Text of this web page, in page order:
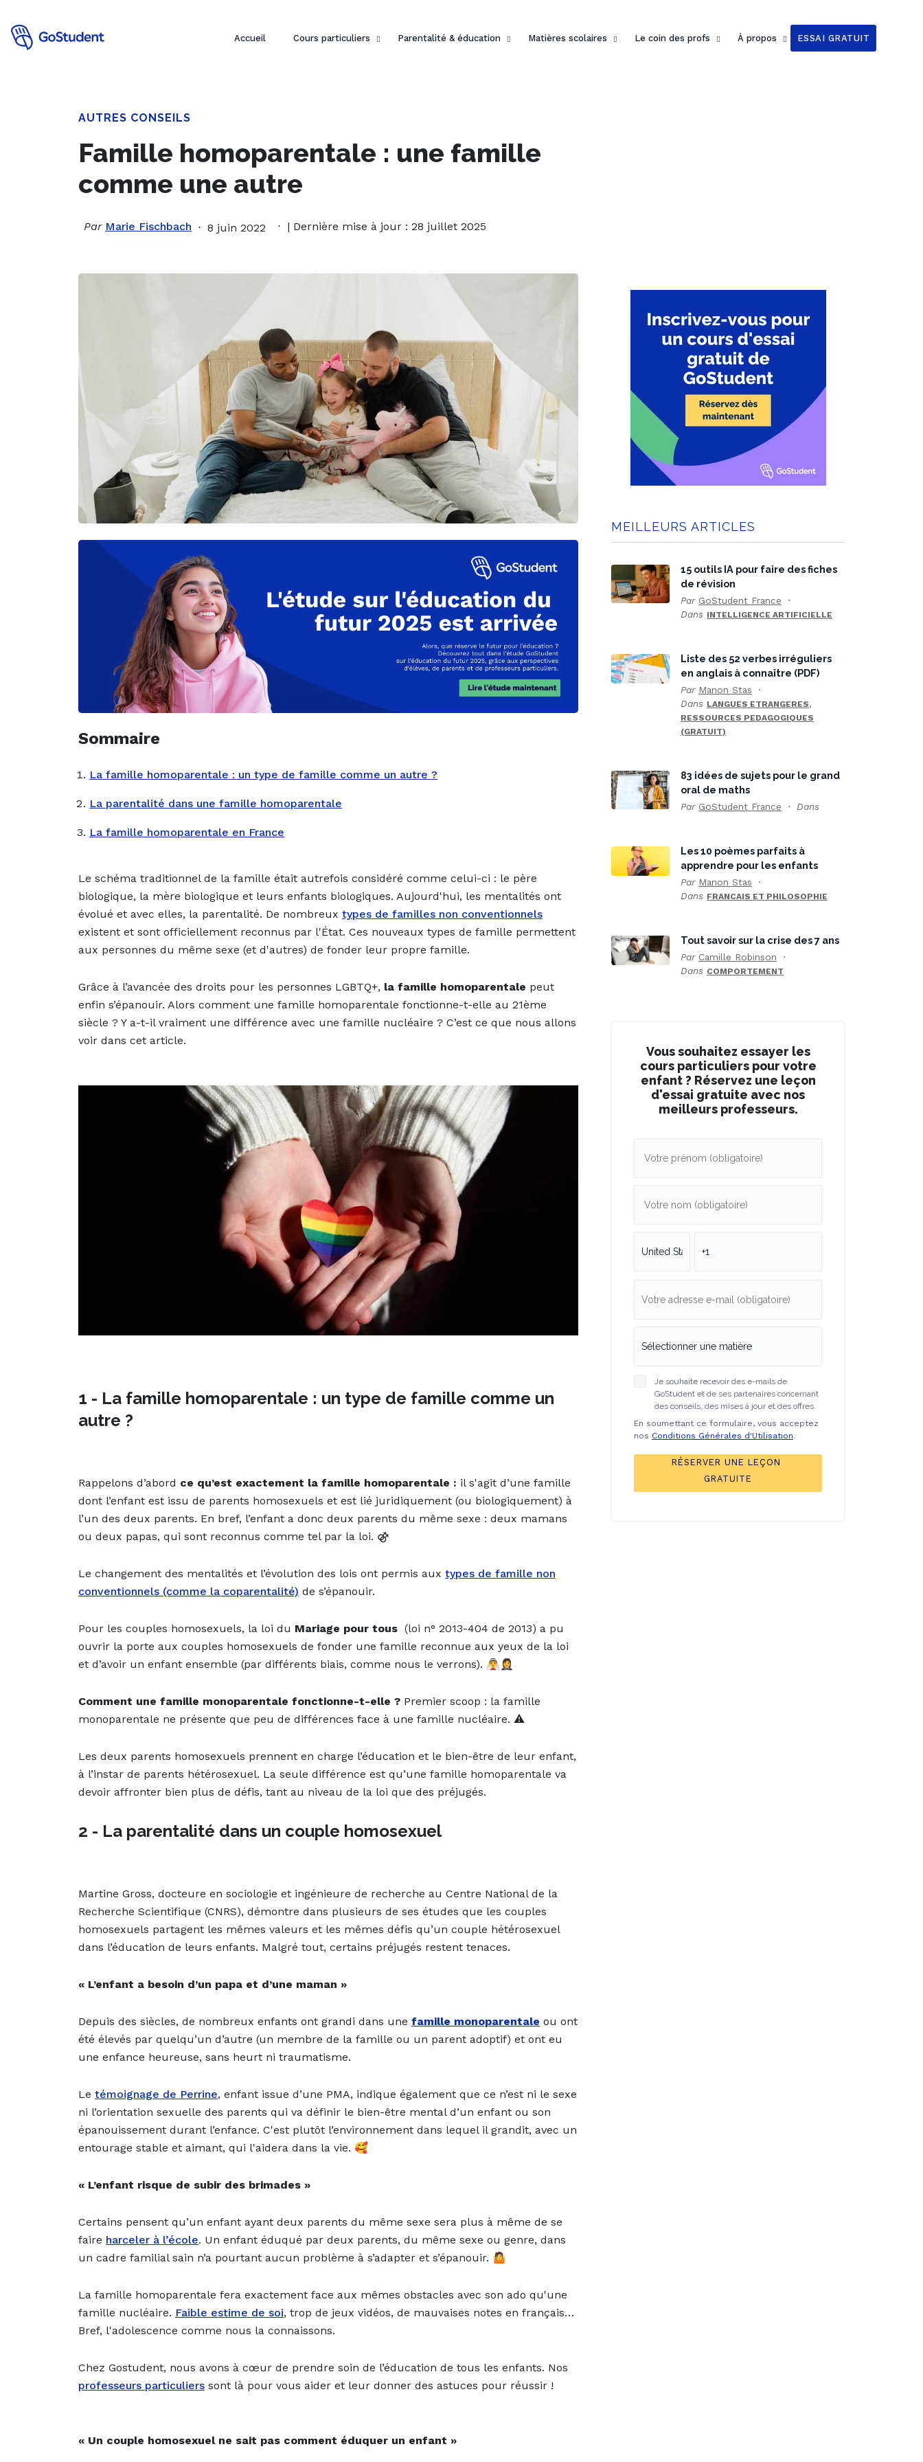
Accueil Cours particuliers Parentalité & éducation Matières scolaires Le coin des profs À propos ESSAI GRATUIT
AUTRES CONSEILS
Famille homoparentale : une famille
comme une autre
Par Marie Fischbach 8 juin 2022 | Dernière mise à jour : 28 juillet 2025
Sommaire
La famille homoparentale : un type de famille comme un autre ?
La parentalité dans une famille homoparentale
La famille homoparentale en France
Le schéma traditionnel de la famille était autrefois considéré comme celui-ci : le père
biologique, la mère biologique et leurs enfants biologiques. Aujourd'hui, les mentalités ont
évolué et avec elles, la parentalité. De nombreux types de familles non conventionnels
existent et sont officiellement reconnus par l'État. Ces nouveaux types de famille permettent
aux personnes du même sexe (et d'autres) de fonder leur propre famille.
Grâce à l’avancée des droits pour les personnes LGBTQ+, la famille homoparentale peut
enfin s’épanouir. Alors comment une famille homoparentale fonctionne-t-elle au 21ème
siècle ? Y a-t-il vraiment une différence avec une famille nucléaire ? C’est ce que nous allons
voir dans cet article.
1 - La famille homoparentale : un type de famille comme un
autre ?
Rappelons d’abord ce qu’est exactement la famille homoparentale : il s'agit d’une famille
dont l’enfant est issu de parents homosexuels et est lié juridiquement (ou biologiquement) à
l’un des deux parents. En bref, l’enfant a donc deux parents du même sexe : deux mamans
ou deux papas, qui sont reconnus comme tel par la loi. ⚣
Le changement des mentalités et l’évolution des lois ont permis aux types de famille non
conventionnels (comme la coparentalité) de s’épanouir.
Pour les couples homosexuels, la loi du Mariage pour tous (loi n° 2013-404 de 2013) a pu
ouvrir la porte aux couples homosexuels de fonder une famille reconnue aux yeux de la loi
et d’avoir un enfant ensemble (par différents biais, comme nous le verrons). 👰‍♂️🤵‍♀️
Comment une famille monoparentale fonctionne-t-elle ? Premier scoop : la famille
monoparentale ne présente que peu de différences face à une famille nucléaire. ⚠️
Les deux parents homosexuels prennent en charge l’éducation et le bien-être de leur enfant,
à l’instar de parents hétérosexuel. La seule différence est qu’une famille homoparentale va
devoir affronter bien plus de défis, tant au niveau de la loi que des préjugés.
2 - La parentalité dans un couple homosexuel
Martine Gross, docteure en sociologie et ingénieure de recherche au Centre National de la
Recherche Scientifique (CNRS), démontre dans plusieurs de ses études que les couples
homosexuels partagent les mêmes valeurs et les mêmes défis qu’un couple hétérosexuel
dans l’éducation de leurs enfants. Malgré tout, certains préjugés restent tenaces.
« L’enfant a besoin d’un papa et d’une maman »
Depuis des siècles, de nombreux enfants ont grandi dans une famille monoparentale ou ont
été élevés par quelqu’un d’autre (un membre de la famille ou un parent adoptif) et ont eu
une enfance heureuse, sans heurt ni traumatisme.
Le témoignage de Perrine, enfant issue d’une PMA, indique également que ce n’est ni le sexe
ni l’orientation sexuelle des parents qui va définir le bien-être mental d’un enfant ou son
épanouissement durant l’enfance. C'est plutôt l’environnement dans lequel il grandit, avec un
entourage stable et aimant, qui l'aidera dans la vie. 🥰
« L’enfant risque de subir des brimades »
Certains pensent qu’un enfant ayant deux parents du même sexe sera plus à même de se
faire harceler à l’école. Un enfant éduqué par deux parents, du même sexe ou genre, dans
un cadre familial sain n’a pourtant aucun problème à s’adapter et s’épanouir. 🤷
La famille homoparentale fera exactement face aux mêmes obstacles avec son ado qu'une
famille nucléaire. Faible estime de soi, trop de jeux vidéos, de mauvaises notes en français…
Bref, l'adolescence comme nous la connaissons.
Chez Gostudent, nous avons à cœur de prendre soin de l’éducation de tous les enfants. Nos
professeurs particuliers sont là pour vous aider et leur donner des astuces pour réussir !
« Un couple homosexuel ne sait pas comment éduquer un enfant »
MEILLEURS ARTICLES
15 outils IA pour faire des fiches
de révision
Par GoStudent France
Dans INTELLIGENCE ARTIFICIELLE
Liste des 52 verbes irréguliers
en anglais à connaître (PDF)
Par Manon Stas
Dans LANGUES ETRANGERES,
RESSOURCES PEDAGOGIQUES
(GRATUIT)
83 idées de sujets pour le grand
oral de maths
Par GoStudent France Dans
Les 10 poèmes parfaits à
apprendre pour les enfants
Par Manon Stas
Dans FRANCAIS ET PHILOSOPHIE
Tout savoir sur la crise des 7 ans
Par Camille Robinson
Dans COMPORTEMENT
Vous souhaitez essayer les
cours particuliers pour votre
enfant ? Réservez une leçon
d'essai gratuite avec nos
meilleurs professeurs.
Je souhaite recevoir des e-mails de
GoStudent et de ses partenaires concernant
des conseils, des mises à jour et des offres.
En soumettant ce formulaire, vous acceptez
nos Conditions Générales d'Utilisation.